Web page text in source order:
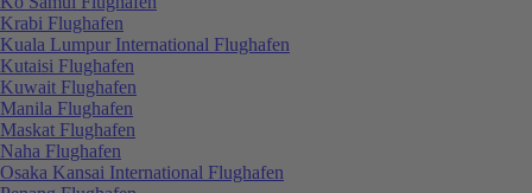
Krabi Flughafen
Kuala Lumpur International Flughafen
Kutaisi Flughafen
Kuwait Flughafen
Manila Flughafen
Maskat Flughafen
Naha Flughafen
Osaka Kansai International Flughafen